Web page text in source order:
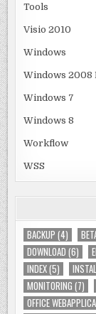
Tools
Visio 2010
Windows
Windows 2008
Windows 7
Windows 8
Workflow
WSS
BACKUP (4)
DOWNLOAD (6)
INDEX(5)
MONITORING (7)
OFFICE